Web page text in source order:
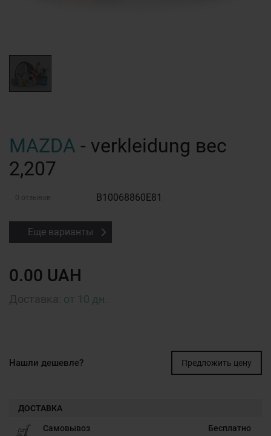
MAZDA - verkleidung вес
2,207
0 отзывов B10068860E81
Еще варианты
0.00 UAH
от 10 дн.
Нашли дешевле? Предложить цену
ДОСТАВКА
Самовывоз Бесплатно